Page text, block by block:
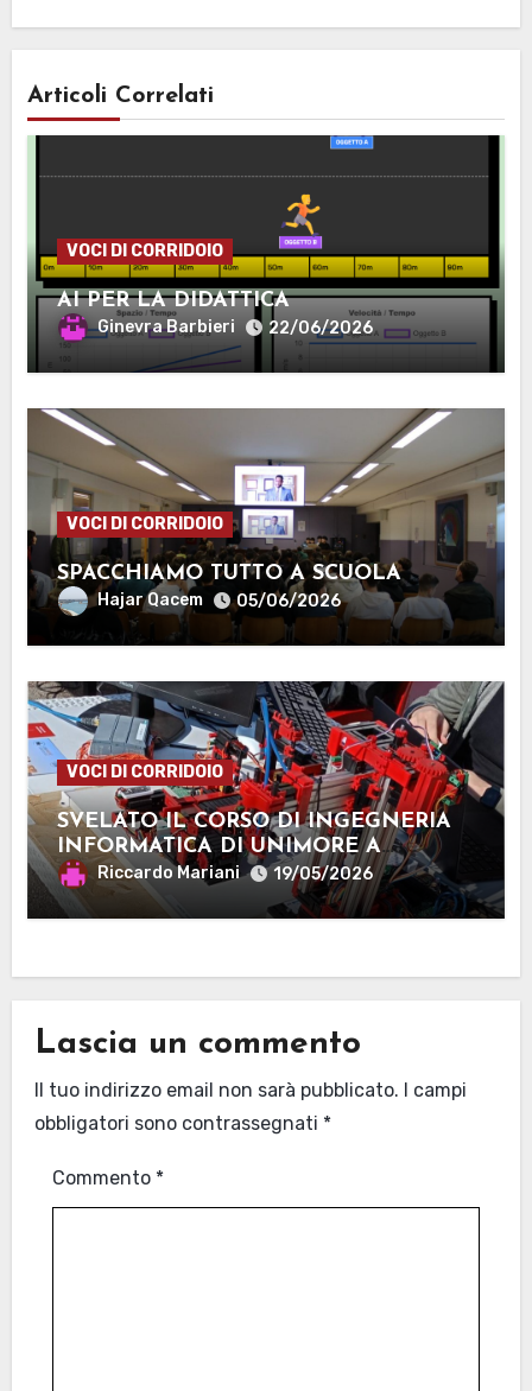
Articoli Correlati
VOCI DI CORRIDOIO
AI PER LA DIDATTICA
Ginevra Barbieri 22/06/2026
VOCI DI CORRIDOIO
SPACCHIAMO TUTTO A SCUOLA
Hajar Qacem 05/06/2026
VOCI DI CORRIDOIO
SVELATO IL CORSO DI INGEGNERIA
INFORMATICA DI UNIMORE A
MANTOVA
Riccardo Mariani 19/05/2026
Lascia un commento
Il tuo indirizzo email non sarà pubblicato. I campi
obbligatori sono contrassegnati *
Commento *